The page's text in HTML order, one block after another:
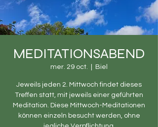
MEDITATIONSABEND
mer. 29 oct. Biel
Jeweils jeden 2. Mittwoch findet dieses
Treffen statt, mit jeweils einer geführten
Meditation. Diese Mittwoch-Meditationen
können einzeln besucht werden, ohne